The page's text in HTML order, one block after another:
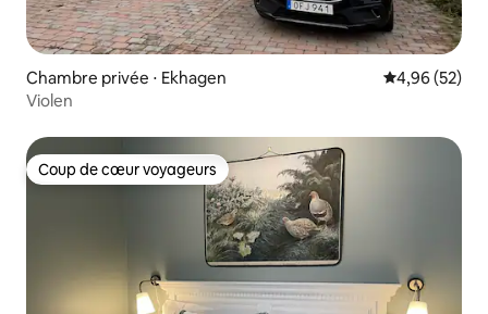
Chambre privée ⋅ Ekhagen Évaluation
4,96 (52)
Violen
Coup de cœur voyageurs
Coup de cœur voyageurs